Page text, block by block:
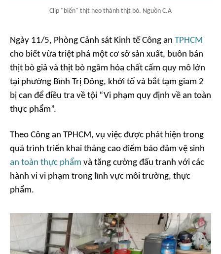
Clip "biến" thịt heo thành thịt bò. Nguồn C.A
Ngày 11/5, Phòng Cảnh sát Kinh tế Công an TPHCM
cho biết vừa triệt phá một cơ sở sản xuất, buôn bán
thịt bò giả và thịt bò ngâm hóa chất cấm quy mô lớn
tại phường Bình Trị Đông, khởi tố và bắt tạm giam 2
bị can để điều tra về tội “Vi phạm quy định về an toàn
thực phẩm”.
Theo Công an TPHCM, vụ việc được phát hiện trong
quá trình triển khai tháng cao điểm bảo đảm vệ sinh
an toàn thực phẩm và tăng cường đấu tranh với các
hành vi vi phạm trong lĩnh vực môi trường, thực
phẩm.